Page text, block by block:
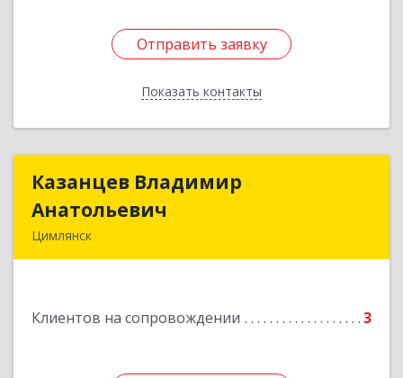
Отправить заявку
Показать контакты
Отправить заявку
Назад
Казанцев Владимир
Анатольевич
Цимлянск
Клиентов на сопровождении 3
Казанцев Владимир
Подробнее